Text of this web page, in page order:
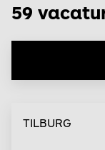
59
TILBURG